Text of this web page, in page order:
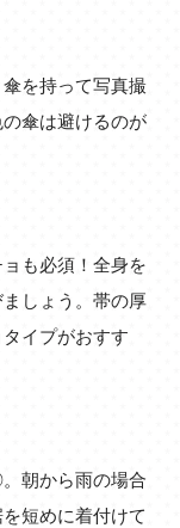
を持って写真撮
傘は避けるのが
も必須！全身を
しょう。帯の厚
イプがおすす
朝から雨の場合
短めに着付けて